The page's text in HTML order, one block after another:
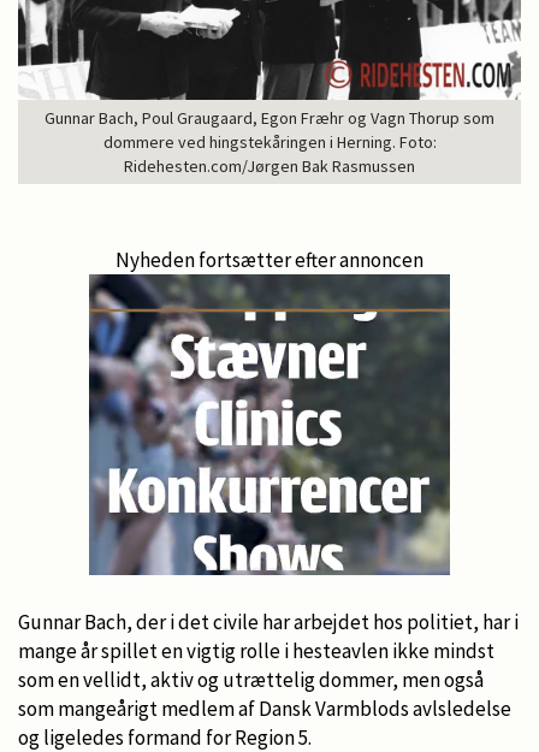
Gunnar Bach, Poul Graugaard, Egon Fræhr og Vagn Thorup som
dommere ved hingstekåringen i Herning. Foto:
Ridehesten.com/Jørgen Bak Rasmussen
Nyheden fortsætter efter annoncen
Gunnar Bach, der i det civile har arbejdet hos politiet, har i
mange år spillet en vigtig rolle i hesteavlen ikke mindst
som en vellidt, aktiv og utrættelig dommer, men også
som mangeårigt medlem af Dansk Varmblods avlsledelse
og ligeledes formand for Region 5.